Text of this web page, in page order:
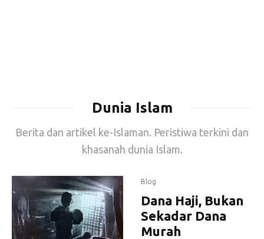
Dunia Islam
Berita dan artikel ke-Islaman. Peristiwa terkini dan
khasanah dunia Islam.
Blog
Dana Haji, Bukan
Sekadar Dana
Murah